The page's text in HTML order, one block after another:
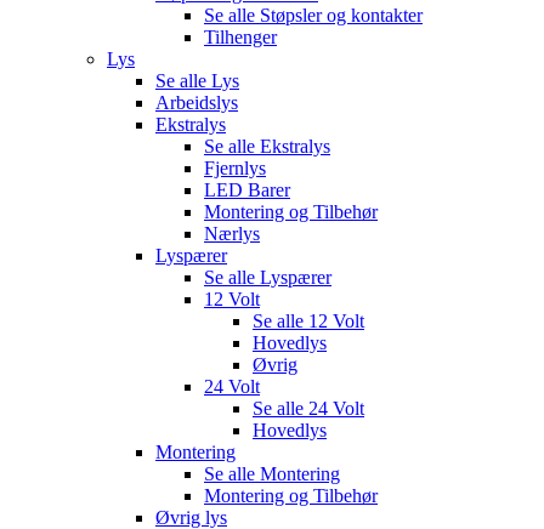
Se alle Støpsler og kontakter
Tilhenger
Lys
Se alle Lys
Arbeidslys
Ekstralys
Se alle Ekstralys
Fjernlys
LED Barer
Montering og Tilbehør
Nærlys
Lyspærer
Se alle Lyspærer
12 Volt
Se alle 12 Volt
Hovedlys
Øvrig
24 Volt
Se alle 24 Volt
Hovedlys
Montering
Se alle Montering
Montering og Tilbehør
Øvrig lys